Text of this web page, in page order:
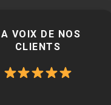
VOIX DE NOS
CLIENTS